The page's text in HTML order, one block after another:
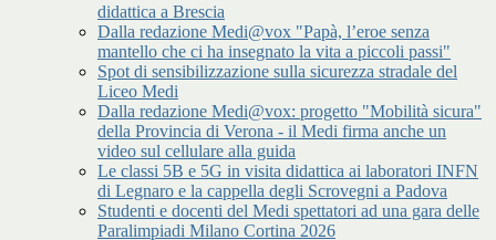
didattica a Brescia
Dalla redazione Medi@vox "Papà, l’eroe senza
mantello che ci ha insegnato la vita a piccoli passi"
Spot di sensibilizzazione sulla sicurezza stradale del
Liceo Medi
Dalla redazione Medi@vox: progetto "Mobilità sicura"
della Provincia di Verona - il Medi firma anche un
video sul cellulare alla guida
Le classi 5B e 5G in visita didattica ai laboratori INFN
di Legnaro e la cappella degli Scrovegni a Padova
Studenti e docenti del Medi spettatori ad una gara delle
Paralimpiadi Milano Cortina 2026